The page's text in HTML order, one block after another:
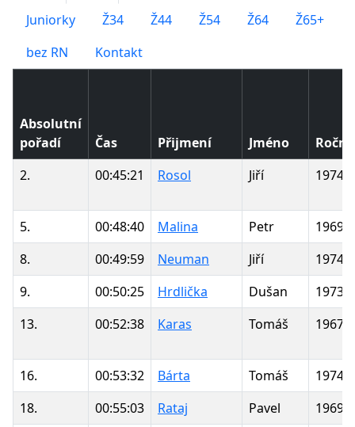
Juniorky
Ž34 Ž44 Ž54 Ž64
Ž65+
bez RN
Kontakt
Absolutní
pořadí
Čas Přijmení Jméno
2.
00:45:21 Rosol Jiří 1974
5. 00:48:40 Malina Petr
1969
8.
00:49:59 Neuman Jiří
1974
9.
00:50:25 Hrdlička Dušan
1973
13.
00:52:38 Karas Tomáš 1967
16. 00:53:32 Bárta Tomáš
1974
18.
00:55:03 Rataj Pavel
1969